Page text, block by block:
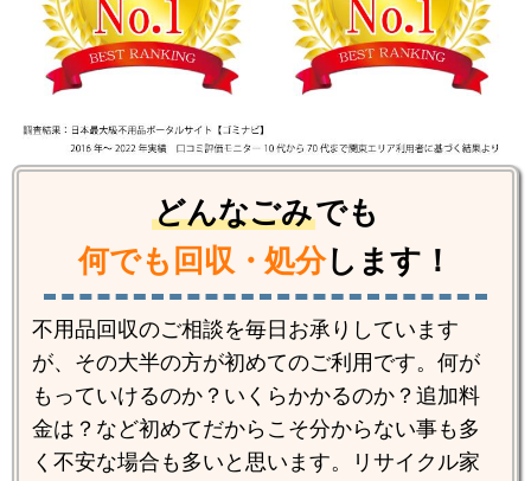
どんなごみでも
何でも回収・処分します！
不用品回収のご相談を毎日お承りしています
が、その大半の方が初めてのご利用です。何が
もっていけるのか？いくらかかるのか？追加料
金は？など初めてだからこそ分からない事も多
く不安な場合も多いと思います。リサイクル家